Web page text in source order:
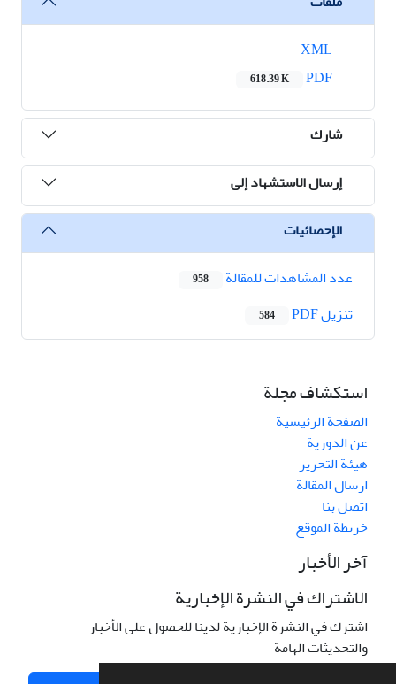
618.39 K
شارك
إرسال الاستشهاد إلى
الإحصائيات
عدد المشاهدات للمقالة
958
تنزیل PDF 584
استكشاف مجلة
الصفحة الرئيسية
عن الدورية
هيئة التحرير
ارسال المقالة
اتصل بنا
خريطة الموقع
آخر الأخبار
الاشتراك في النشرة الإخبارية
اشترك في النشرة الإخبارية لدينا للحصول على الأخبار
والتحديثات الهامة